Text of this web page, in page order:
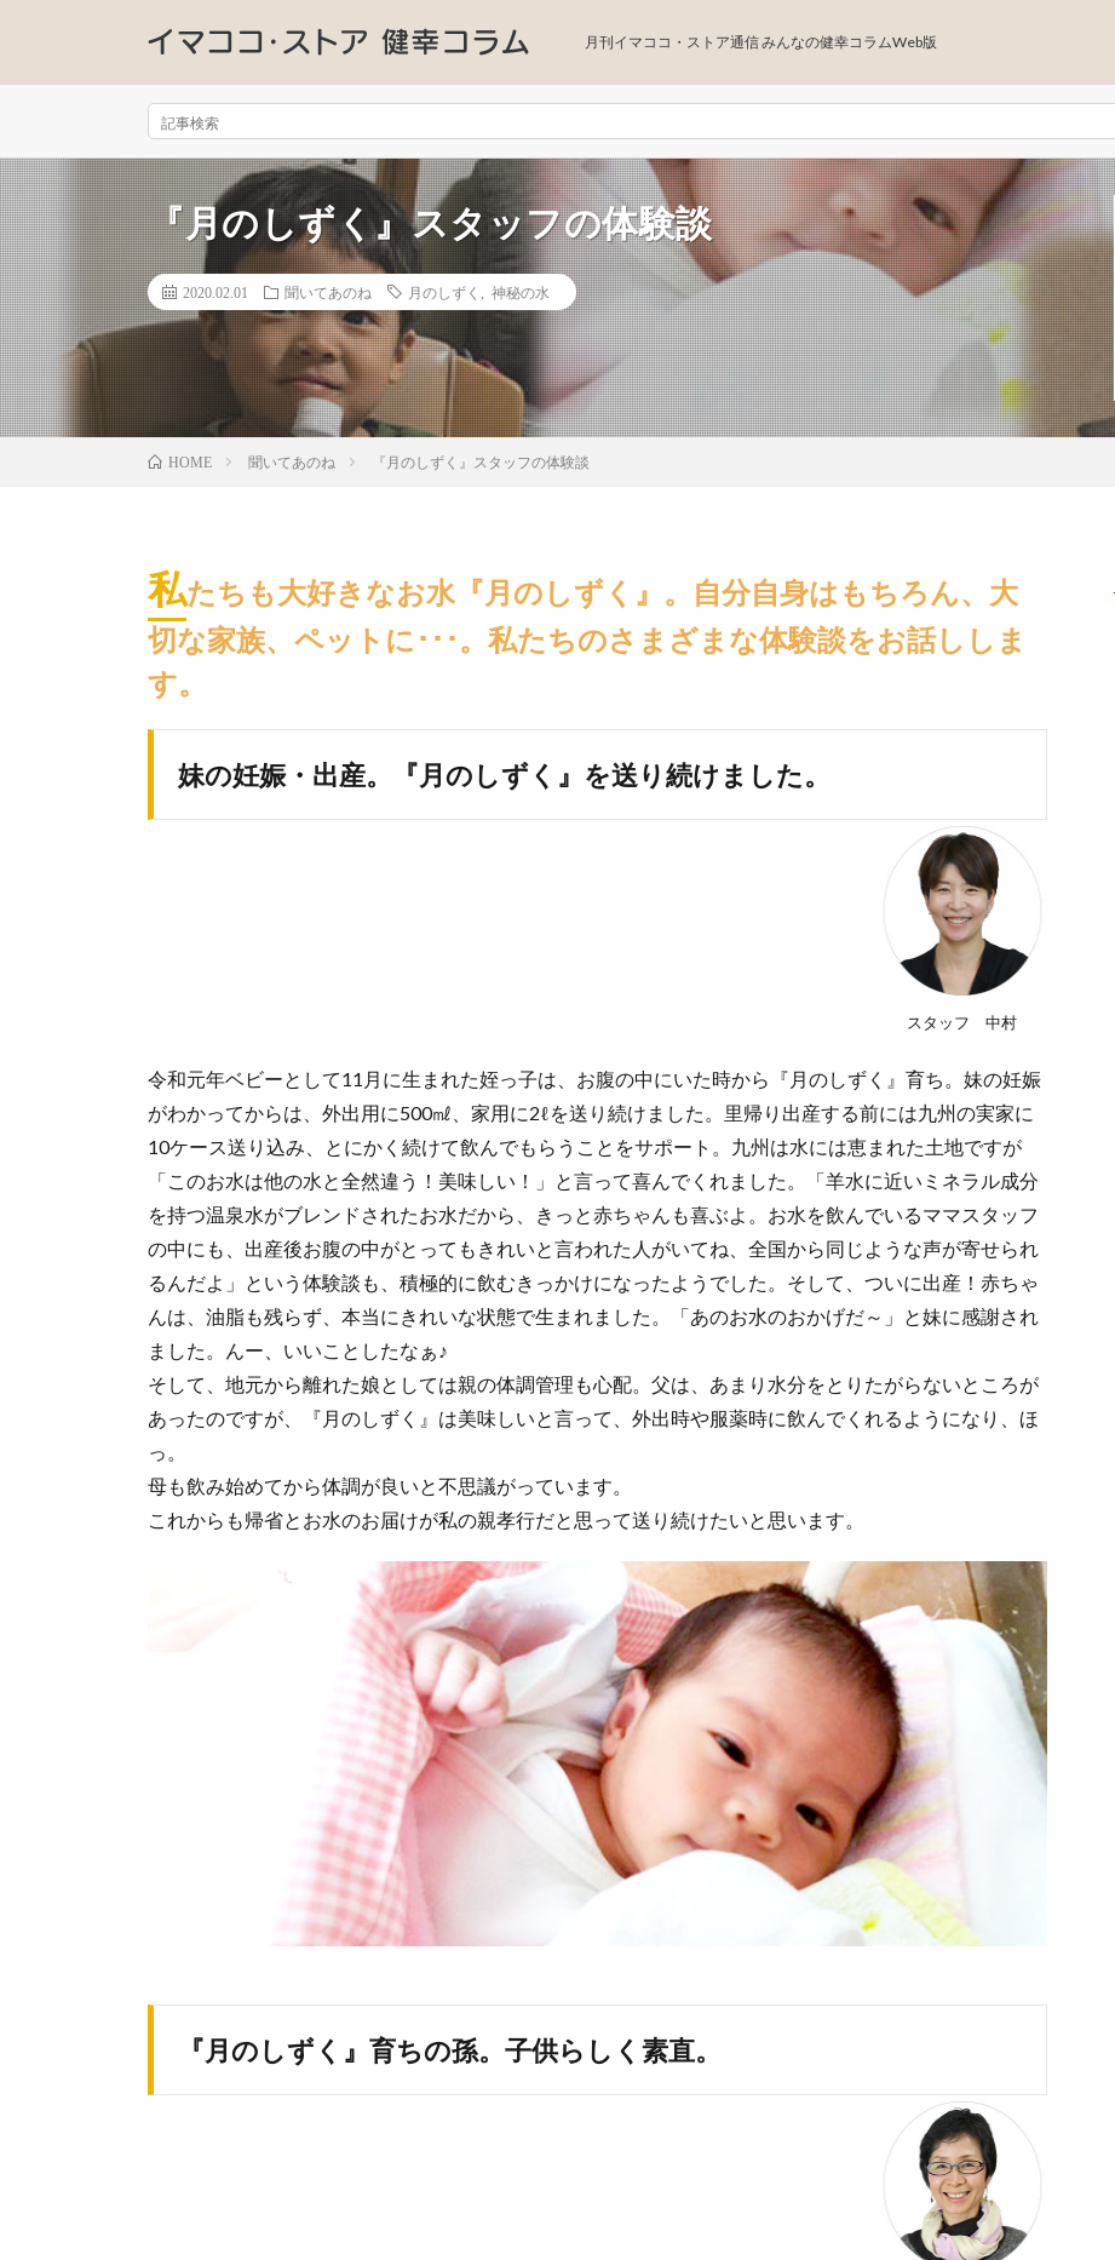
月刊イマココ・ストア通信 みんなの健幸コラムWeb版
『月のしずく』スタッフの体験談
2020.02.01 聞いてあのね 月のしずく 神秘の水
HOME 聞いてあのね 『月のしずく』スタッフの体験談
私たちも大好きなお水『月のしずく』。自分自身はもちろん、大
切な家族、ペットに･･･。私たちのさまざまな体験談をお話ししま
す。
妹の妊娠・出産。『月のしずく』を送り続けました。
スタッフ 中村
令和元年ベビーとして11月に生まれた姪っ子は、お腹の中にいた時から『月のしずく』育ち。妹の妊娠
がわかってからは、外出用に500㎖、家用に2ℓを送り続けました。里帰り出産する前には九州の実家に
10ケース送り込み、とにかく続けて飲んでもらうことをサポート。九州は水には恵まれた土地ですが
「このお水は他の水と全然違う！美味しい！」と言って喜んでくれました。「羊水に近いミネラル成分
を持つ温泉水がブレンドされたお水だから、きっと赤ちゃんも喜ぶよ。お水を飲んでいるママスタッフ
の中にも、出産後お腹の中がとってもきれいと言われた人がいてね、全国から同じような声が寄せられ
るんだよ」という体験談も、積極的に飲むきっかけになったようでした。そして、ついに出産！赤ちゃ
んは、油脂も残らず、本当にきれいな状態で生まれました。「あのお水のおかげだ～」と妹に感謝され
ました。んー、いいことしたなぁ♪
そして、地元から離れた娘としては親の体調管理も心配。父は、あまり水分をとりたがらないところが
あったのですが、『月のしずく』は美味しいと言って、外出時や服薬時に飲んでくれるようになり、ほ
っ。
母も飲み始めてから体調が良いと不思議がっています。
これからも帰省とお水のお届けが私の親孝行だと思って送り続けたいと思います。
『月のしずく』育ちの孫。子供らしく素直。